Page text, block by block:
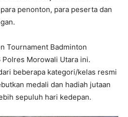
penonton, para peserta dan
Tournament Badminton
Polres Morowali Utara ini.
beberapa kategori/kelas resmi
medali dan hadiah jutaan
sepuluh hari kedepan.